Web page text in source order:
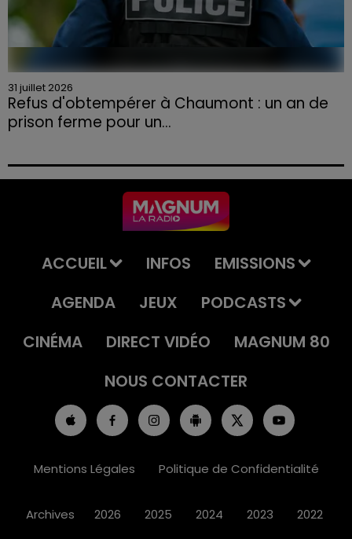
31 juillet 2026
Refus d'obtempérer à Chaumont : un an de
prison ferme pour un...
permis et la confiscation de son véhicule.
ACCUEIL INFOS
EMISSIONS
AGENDA
JEUX
PODCASTS
CINÉMA
DIRECT VIDÉO
MAGNUM 80
NOUS CONTACTER
Mentions Légales Politique de Confidentialité
Archives 2026 2025 2024 2023 2022